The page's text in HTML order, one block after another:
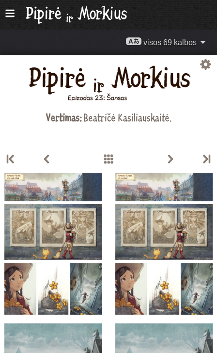
visos 69 kalbos
Vertimas:Beatričė Kasiliauskaitė.